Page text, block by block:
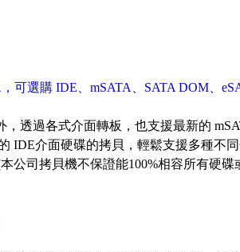
可選購 IDE、mSATA、SATA DOM、
，透過各式介面轉板，也支援最新的
IDE介面硬碟的拷貝，輕鬆支援多種不
公司拷貝機不保證能100%相容所有硬碟